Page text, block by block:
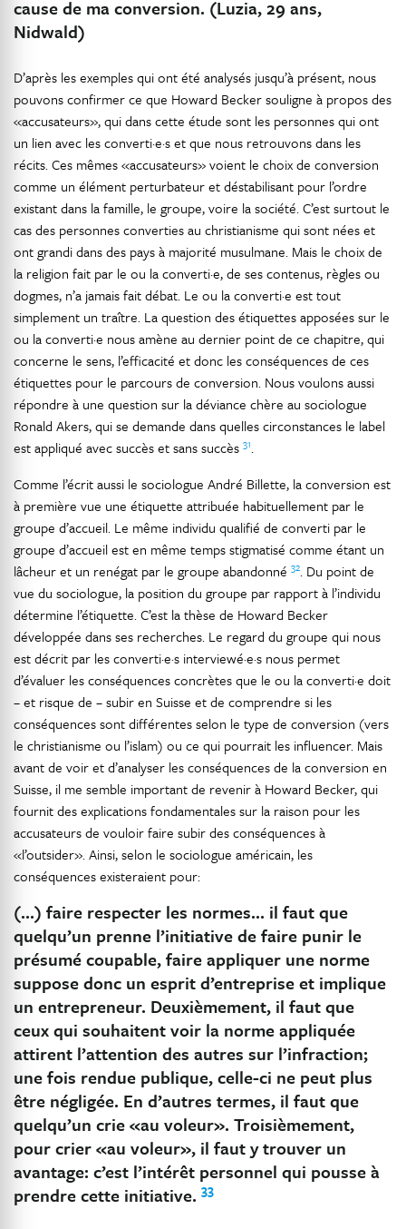
cause de ma conversion. (Luzia, 29 ans,
Nidwald)
D’après les exemples qui ont été analysés jusqu’à présent, nous
pouvons confirmer ce que Howard Becker souligne à propos des
«accusateurs», qui dans cette étude sont les personnes qui ont
un lien avec les converti·e·s et que nous retrouvons dans les
récits. Ces mêmes «accusateurs» voient le choix de conversion
comme un élément perturbateur et déstabilisant pour l’ordre
existant dans la famille, le groupe, voire la société. C’est surtout le
cas des personnes converties au christianisme qui sont nées et
ont grandi dans des pays à majorité musulmane. Mais le choix de
la religion fait par le ou la converti·e, de ses contenus, règles ou
dogmes, n’a jamais fait débat. Le ou la converti·e est tout
simplement un traître. La question des étiquettes apposées sur le
ou la converti·e nous amène au dernier point de ce chapitre, qui
concerne le sens, l’efficacité et donc les conséquences de ces
étiquettes pour le parcours de conversion. Nous voulons aussi
répondre à une question sur la déviance chère au sociologue
Ronald Akers, qui se demande dans quelles circonstances le label
est appliqué avec succès et sans succès 31.
Comme l’écrit aussi le sociologue André Billette, la conversion est
à première vue une étiquette attribuée habituellement par le
groupe d’accueil. Le même individu qualifié de converti par le
groupe d’accueil est en même temps stigmatisé comme étant un
lâcheur et un renégat par le groupe abandonné 32. Du point de
vue du sociologue, la position du groupe par rapport à l’individu
détermine l’étiquette. C’est la thèse de Howard Becker
développée dans ses recherches. Le regard du groupe qui nous
est décrit par les converti·e·s interviewé·e·s nous permet
d’évaluer les conséquences concrètes que le ou la converti·e doit
– et risque de – subir en Suisse et de comprendre si les
conséquences sont différentes selon le type de conversion (vers
le christianisme ou l’islam) ou ce qui pourrait les influencer. Mais
avant de voir et d’analyser les conséquences de la conversion en
Suisse, il me semble important de revenir à Howard Becker, qui
fournit des explications fondamentales sur la raison pour les
accusateurs de vouloir faire subir des conséquences à
«l’outsider». Ainsi, selon le sociologue américain, les
conséquences existeraient pour:
(…) faire respecter les normes… il faut que
quelqu’un prenne l’initiative de faire punir le
présumé coupable, faire appliquer une norme
suppose donc un esprit d’entreprise et implique
un entrepreneur. Deuxièmement, il faut que
ceux qui souhaitent voir la norme appliquée
attirent l’attention des autres sur l’infraction;
une fois rendue publique, celle-ci ne peut plus
être négligée. En d’autres termes, il faut que
quelqu’un crie «au voleur». Troisièmement,
pour crier «au voleur», il faut y trouver un
avantage: c’est l’intérêt personnel qui pousse à
prendre cette initiative. 33